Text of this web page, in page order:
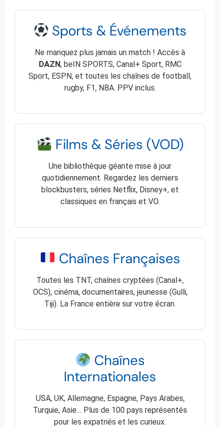
Sports & Événements
Ne manquez plus jamais un match ! Accès à
DAZN, beIN SPORTS, Canal+ Sport, RMC
Sport, ESPN, et toutes les chaînes de football,
rugby, F1, NBA. PPV inclus.
Films & Séries (VOD)
Une bibliothèque géante mise à jour
quotidiennement. Regardez les derniers
blockbusters, séries Netflix, Disney+, et
classiques en français et VO.
Chaînes Françaises
Toutes les TNT, chaînes cryptées (Canal+,
OCS), cinéma, documentaires, jeunesse (Gulli,
Tiji). La France entière sur votre écran.
Chaînes
Internationales
USA, UK, Allemagne, Espagne, Pays Arabes,
Turquie, Asie… Plus de 100 pays représentés
pour les expatriés et les curieux.